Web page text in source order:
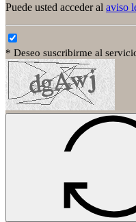
Puede usted acceder al aviso
* Deseo suscribirme al